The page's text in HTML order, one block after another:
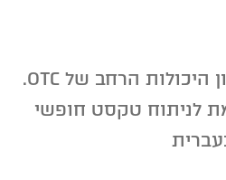
צפו והתרשמו ממגוון היכולות הרחב של OTC.
לניתוח טקסט חופשי